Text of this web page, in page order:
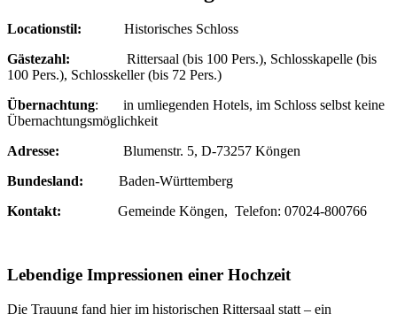
Locationstil:
Historisches Schloss
Gästezahl:
Rittersaal (bis 100 Pers.), Schlosskapelle (bis
100 Pers.), Schlosskeller (bis 72 Pers.)
Übernachtung: in umliegenden Hotels, im Schloss selbst keine
Übernachtungsmöglichkeit
Adresse: Blumenstr. 5, D-73257 Köngen
Bundesland: Baden-Württemberg
Kontakt: Gemeinde Köngen, Telefon: 07024-800766
Lebendige Impressionen einer Hochzeit
Die Trauung fand hier im historischen Rittersaal statt – ein